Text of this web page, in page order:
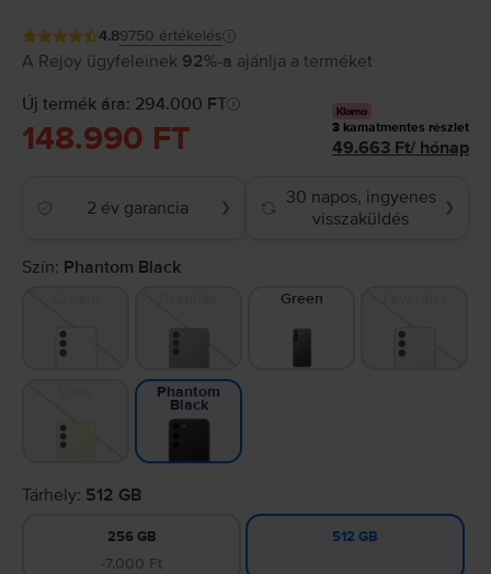
4.89750 értékelés
A Rejoy ügyfeleinek 92%-a ajánlja a terméket
Új termék ára: 294.000 FT
148.990 FT 3 kamatmentes részlet
49.663 Ft/ hónap
2 év garancia ❯
30 napos, ingyenes
visszaküldés
❯
Szín: Phantom Black
Green
Phantom
Black
Tárhely: 512 GB
256 GB
-7.000 Ft
512 GB